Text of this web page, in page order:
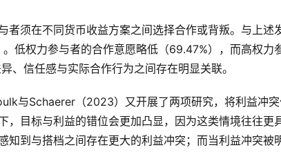
者须在不同货币收益方案之间选择合作或背叛。与上述
低权力参与者的合作意愿略低（69.47%），而高权力
、信任感与实际合作行为之间存在明显关联。
与Schaerer（2023）又开展了两项研究，将利益冲
，目标与利益的错位会更加凸显，因为这类情境往往更
知到与搭档之间存在更大的利益冲突；而当利益冲突被